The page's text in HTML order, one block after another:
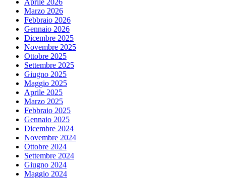
Aprile 2026
Marzo 2026
Febbraio 2026
Gennaio 2026
Dicembre 2025
Novembre 2025
Ottobre 2025
Settembre 2025
Giugno 2025
Maggio 2025
Aprile 2025
Marzo 2025
Febbraio 2025
Gennaio 2025
Dicembre 2024
Novembre 2024
Ottobre 2024
Settembre 2024
Giugno 2024
Maggio 2024